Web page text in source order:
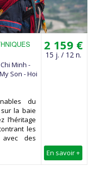
2 159 €
15 j. / 12 n.
En savoir +
Minh -
Son - Hoi
du
sur la baie
l’héritage
les
avec des